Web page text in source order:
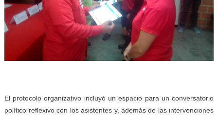
El protocolo organizativo incluyó un espacio para un conversatorio
político-reflexivo con los asistentes y, además de las intervenciones